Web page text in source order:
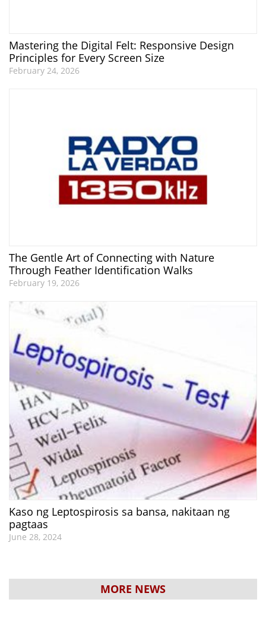
Mastering the Digital Felt: Responsive Design
Principles for Every Screen Size
February 24, 2026
The Gentle Art of Connecting with Nature
Through Feather Identification Walks
February 19, 2026
Kaso ng Leptospirosis sa bansa, nakitaan ng
pagtaas
June 28, 2024
MORE NEWS